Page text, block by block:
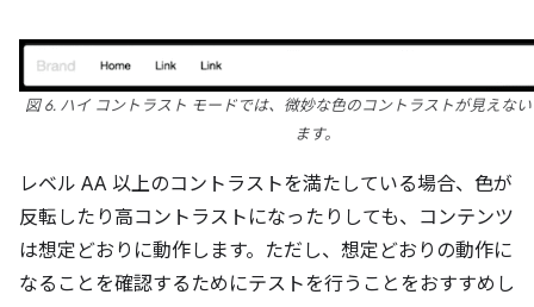
図 6. ハイ コントラスト モードでは、微妙な色のコントラストが見えな
ます。
レベル AA 以上のコントラストを満たしている場合、色が
反転したり高コントラストになったりしても、コンテンツ
は想定どおりに動作します。ただし、想定どおりの動作に
なることを確認するためにテストを行うことをおすすめし